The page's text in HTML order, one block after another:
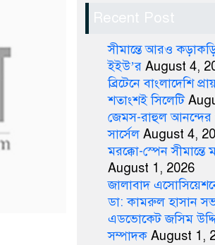
Recent Post
সীমান্তে আরও
ইইউ’র August 4,
ব্রিটেনে বাংলাদেশি
শতাংশই সিলেটি
জেমস-রাহুল আনন্দের
সার্সেল August 4,
মরক্কো-স্পেন সীমান্তে
August 1, 2026
জালাবাদ
ডা: কামরুল হাসান
এডভোকেট জসিম
সম্পাদক August 1,